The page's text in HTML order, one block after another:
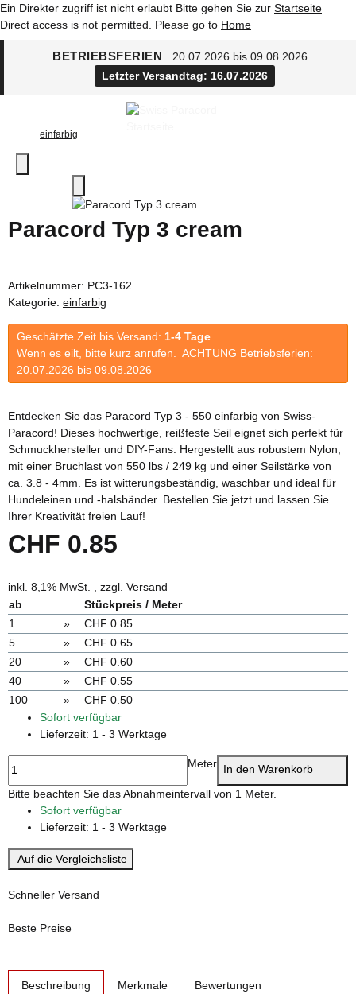
Ein Direkter zugriff ist nicht erlaubt Bitte gehen Sie zur Startseite
Direct access is not permitted. Please go to Home
BETRIEBSFERIEN
20.07.2026 bis 09.08.2026
Letzter Versandtag: 16.07.2026
einfarbig
Paracord Typ 3 cream
Artikelnummer: PC3-162
Kategorie: einfarbig
Geschätzte Zeit bis Versand: 1-4 Tage
Wenn es eilt, bitte kurz anrufen. ACHTUNG Betriebsferien:
20.07.2026 bis 09.08.2026
Entdecken Sie das Paracord Typ 3 - 550 einfarbig von Swiss-
Paracord! Dieses hochwertige, reißfeste Seil eignet sich perfekt für
Schmuckhersteller und DIY-Fans. Hergestellt aus robustem Nylon,
mit einer Bruchlast von 550 lbs / 249 kg und einer Seilstärke von
ca. 3.8 - 4mm. Es ist witterungsbeständig, waschbar und ideal für
Hundeleinen und -halsbänder. Bestellen Sie jetzt und lassen Sie
Ihrer Kreativität freien Lauf!
CHF 0.85
inkl. 8,1% MwSt. , zzgl. Versand
ab
Stückpreis / Meter
1
»
CHF 0.85
5
»
CHF 0.65
20
»
CHF 0.60
40
»
CHF 0.55
100
»
CHF 0.50
Sofort verfügbar
Lieferzeit: 1 - 3 Werktage
Meter In den Warenkorb
x
Bitte beachten Sie das Abnahmeintervall von 1 Meter.
Sofort verfügbar
Lieferzeit: 1 - 3 Werktage
Auf die Vergleichsliste
Schneller Versand
Beste Preise
Beschreibung Merkmale Bewertungen